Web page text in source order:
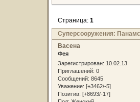
Суперсооружения:
Страница: 1
Васена
Фея
Зарегистрирован: 10.02.13
Приглашений: 0
Сообщений: 8645
Уважение: [+3462/-5]
Позитив: [+8693/-17]